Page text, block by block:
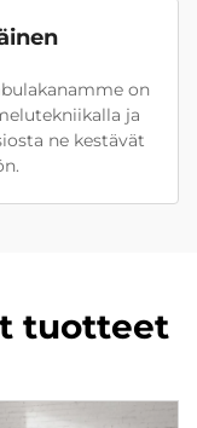
on
ja
ne kestävät
tuotteet